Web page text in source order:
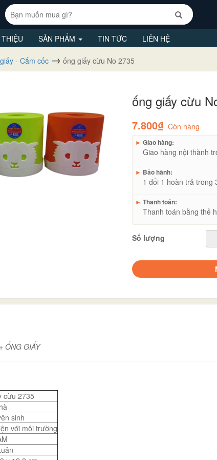
SẢN PHẨM TIN TỨC LIÊN HỆ
- Cắm cốc ống giấy cừu No 2735
ống giấy cừu
7.800₫ Còn hàng
► Giao hàng:
Giao hàng nội thành
► Bảo hành:
1 đổi 1 hoàn trả trong
► Thanh toán:
Thanh toán bằng thẻ
Số lượng -
ỐNG GIẤY
cừu 2735
sinh
với môi trường